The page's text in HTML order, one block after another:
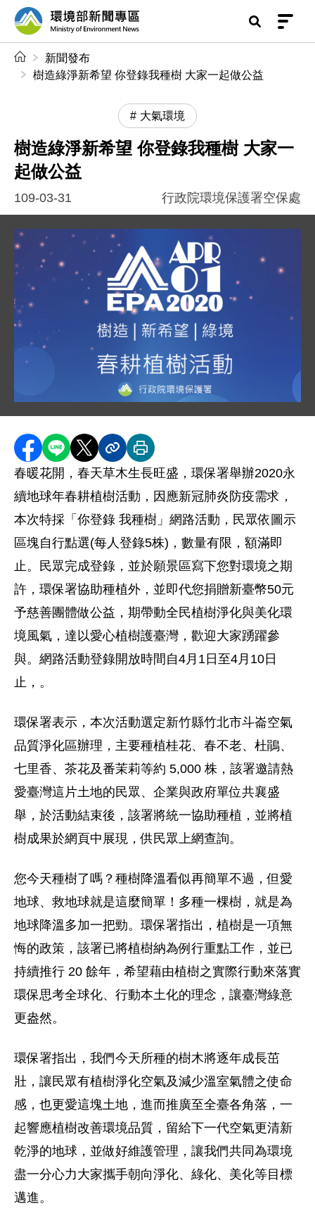
前往中央內容區塊
環境部新聞專區
新聞發布
樹造綠淨新希望 你登錄我種樹 大家一起做公益
大氣環境
樹造綠淨新希望 你登錄我種樹 大家一
起做公益
109-03-31 行政院環境保護署空保處
分享至 Facebook
分享到 LINE
分享到 X分享內容連結
列印本頁
春暖花開， 春天草木生長旺盛，環保署舉辦2020永
續地球年春耕植樹活動，因應新冠肺炎防疫需求，
本次特採「你登錄 我種樹」網路活動 ， 民眾依圖示
區塊自行點選(每人登錄5株) ，數量有限，額滿即
止。 民眾完成登錄，並於願景區寫下您對環境之期
許，環保署協助種植外 ， 並即代您捐贈新臺幣50元
予慈善團體做公益，期帶動全民植樹淨化與美化環
境風氣，達以愛心植樹護臺灣 ，歡迎大家踴躍參
與。 網路活動登錄開放時間自4月 1 日至4月 10 日
止， 。
環保署表示，本次活動選定新竹縣竹北市斗崙空氣
品質淨化區辦理， 主要種植桂花、春不老、杜鵑、
七里香、茶花及番茉莉等約 5,000 株，該署邀請熱
愛臺灣這片土地的民眾、企業與政府單位共襄盛
舉，於活動結束後，該署將統一協助種植，並將植
樹成果於網頁中展現，供民眾上網查詢。
您今天種樹了嗎？種樹降溫看似再簡單不過，但愛
地球、救地球就是這麼簡單！多種一棵樹，就是為
地球降溫多加一把勁。環保署指出，植樹是一項無
悔的政策，該署已將植樹納為例行重點工作，並已
持續推行 20 餘年，希望藉由植樹之實際行動來落實
環保思考全球化、行動本土化的理念，讓臺灣綠意
更盎然。
環保署指出，我們今天所種的樹木將逐年成長茁
壯， 讓民眾有植樹淨化空氣及減少溫室氣體之使命
感，也更愛這塊土地，進而推廣至全臺各角落，一
起響應植樹改善環境品質，留給下一代空氣更清新
乾淨的地球，並做好維護管理，讓我們共同為環境
盡一分心力大家攜手朝向淨化、綠化、美化等目標
邁進。